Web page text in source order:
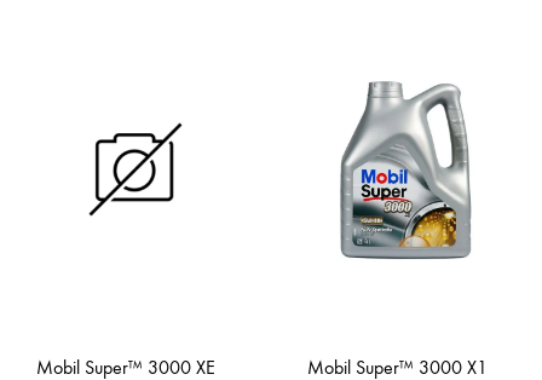
Mobil Super™ 3000 XE
Mobil Super™ 3000 X1